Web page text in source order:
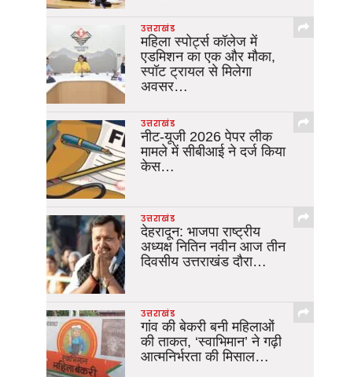
उत्तराखंड
महिला स्पोर्ट्स कॉलेज में
एडमिशन का एक और मौका,
स्पॉट ट्रायल से मिलेगा
अवसर…
उत्तराखंड
नीट-यूजी 2026 पेपर लीक
मामले में सीबीआई ने दर्ज किया
केस…
उत्तराखंड
देहरादून: भाजपा राष्ट्रीय
अध्यक्ष नितिन नवीन आज तीन
दिवसीय उत्तराखंड दौरा…
उत्तराखंड
गांव की बेकरी बनी महिलाओं
की ताकत, ‘स्वाभिमान’ ने गढ़ी
आत्मनिर्भरता की मिसाल…